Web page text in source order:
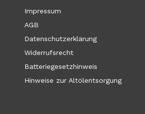
Impressum
AGB
Datenschutzerklärung
Widerrufsrecht
Batteriegesetzhinweis
Hinweise zur Altölentsorgung